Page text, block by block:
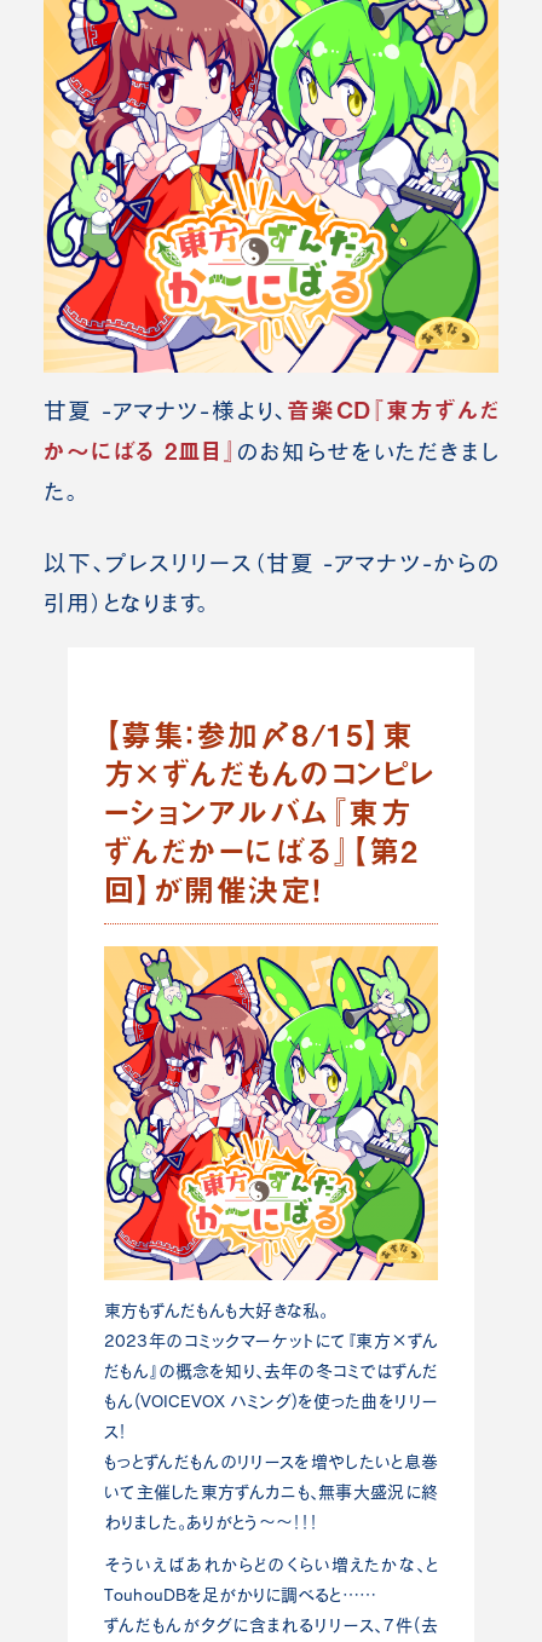
甘夏 -アマナツ-様より、 音楽CD『東方ずんだ
か〜にばる 2皿目』 のお知らせをいただきまし
た。
以下、プレスリリース（甘夏 -アマナツ-からの
引用）となります。
【募集：参加〆8/15】東
方×ずんだもんのコンピレ
ーションアルバム『東方
ずんだかーにばる』【第2
回】が開催決定！
東方もずんだもんも大好きな私。
2023年のコミックマーケットにて『東方×ずん
だもん』の概念を知り、去年の冬コミではずんだ
もん(VOICEVOX ハミング)を使った曲をリリー
ス！
もっとずんだもんのリリースを増やしたいと息巻
いて主催した東方ずんカニも、無事大盛況に終
わりました。ありがとう～～！！！
そういえばあれからどのくらい増えたかな、と
TouhouDBを足がかりに調べると……
ずんだもんがタグに含まれるリリース、7件(去